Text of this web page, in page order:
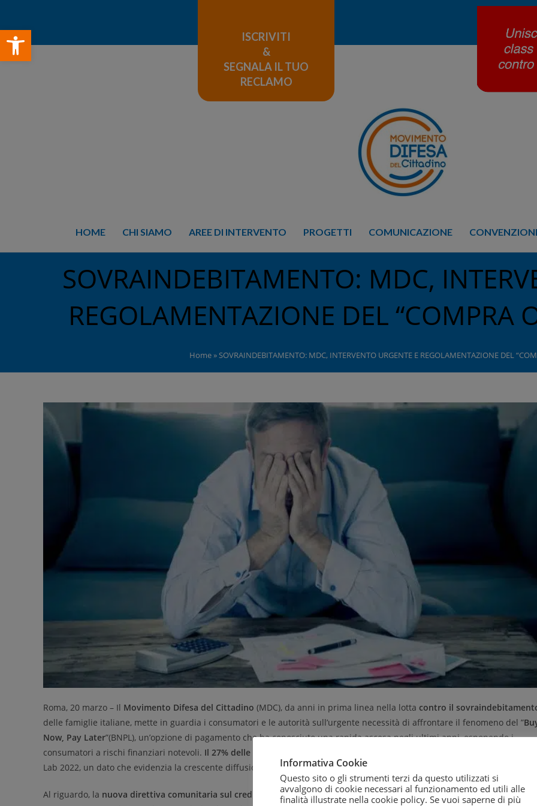
Open toolbar
ISCRIVITI
&
SEGNALA IL TUO
RECLAMO
HOME CHI SIAMO AREE DI INTERVENTO PROGETTI COMUNICAZIONE
SOVRAINDEBITAMENTO: MDC,
REGOLAMENTAZIONE DEL “COMPRA
Home»SOVRAINDEBITAMENTO: MDC, INTERVENTO URGENTE E REGOLAMENTAZIONE DEL
Roma, 20 marzo – Il Movimento Difesa del Cittadino (MDC), da anni in prima linea nella lotta contro il
delle famiglie italiane, mette in guardia i consumatori e le autorità sull’urgente necessità di affrontare il fenomeno del ”
Now, Pay Later”(BNPL), un’opzione di pagamento che ha conosciuto una rapida ascesa negli ultimi anni, esponendo i
consumatori a rischi finanziari notevoli. Il 27% delle banche offre funzionalità avanzate
Lab 2022, un dato che evidenzia la crescente diffusione di questo servizio.
Al riguardo, la nuova direttiva comunitaria sul credito al consumon. 2023/2225 mira a rafforzare la protezione dei
Informativa Cookie
Questo sito o gli strumenti terzi da questo utilizzati si
avvalgono di cookie necessari al funzionamento ed utili alle
finalità illustrate nella cookie policy. Se vuoi saperne di più